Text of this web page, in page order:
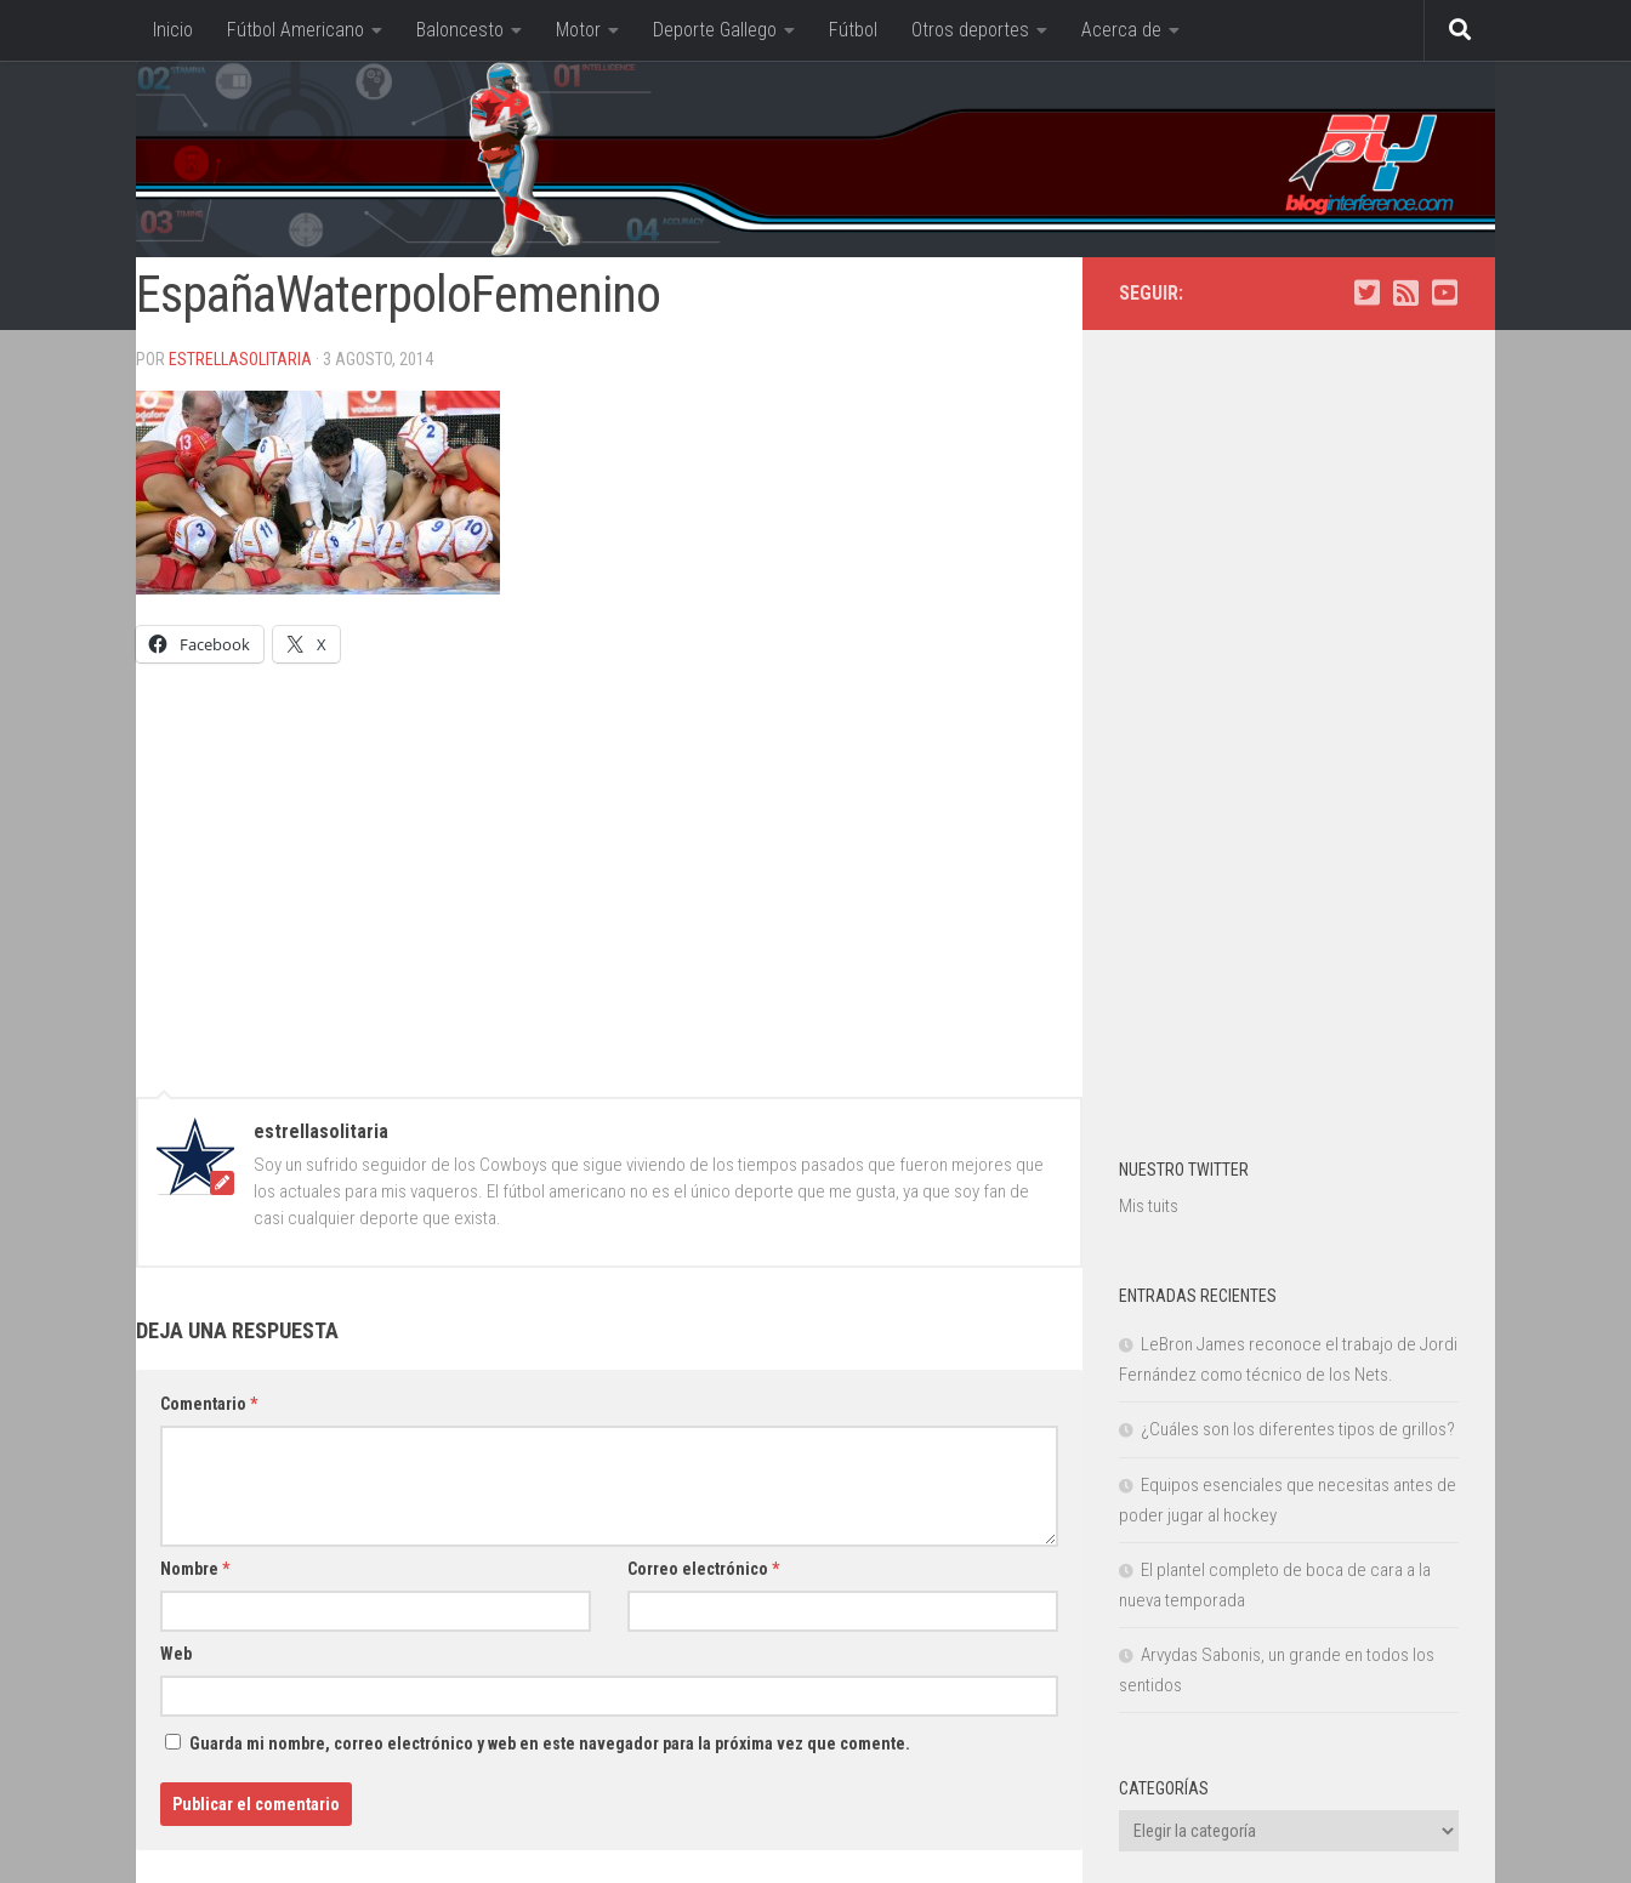
Saltar al contenido
Inicio Fútbol Americano Baloncesto Motor Deporte Gallego Fútbol Otros deportes Acerca de
EspañaWaterpoloFemenino
POR ESTRELLASOLITARIA · 3 AGOSTO, 2014
Facebook X
estrellasolitaria
Soy un sufrido seguidor de los Cowboys que sigue viviendo de los tiempos pasados que fueron mejores que
los actuales para mis vaqueros. El fútbol americano no es el único deporte que me gusta, ya que soy fan de
casi cualquier deporte que exista.
DEJA UNA RESPUESTA
Comentario *
Nombre * Correo electrónico *
Web
Guarda mi nombre, correo electrónico y web en este navegador para la próxima vez que comente.
SEGUIR:
NUESTRO TWITTER
Mis tuits
ENTRADAS RECIENTES
LeBron James reconoce el trabajo de Jordi
Fernández como técnico de los Nets.
¿Cuáles son los diferentes tipos de grillos?
Equipos esenciales que necesitas antes de
poder jugar al hockey
El plantel completo de boca de cara a la
nueva temporada
Arvydas Sabonis, un grande en todos los
sentidos
CATEGORÍAS
Categorías